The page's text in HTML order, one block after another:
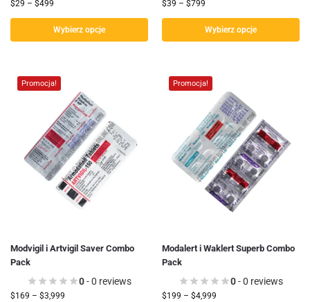
$29 – $499
Wybierz opcje
$39 – $799
Wybierz opcje
Promocja!
Modvigil i Artvigil Saver Combo
Pack
0- 0 reviews
$169 – $3,999
Promocja!
Modalert i Waklert Superb Combo
Pack
0- 0 reviews
$199 – $4,999